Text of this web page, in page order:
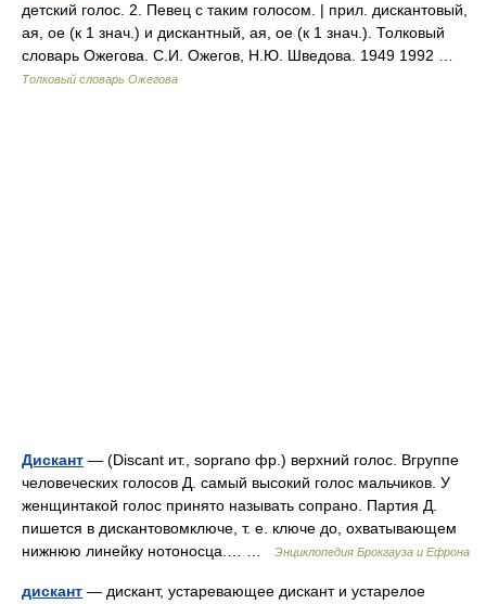
детский голос. 2. Певец с таким голосом. | прил. дискантовый,
ая, ое (к 1 знач.) и дискантный, ая, ое (к 1 знач.). Толковый
словарь Ожегова. С.И. Ожегов, Н.Ю. Шведова. 1949 1992 …
Толковый словарь Ожегова
Дискант — (Discant ит., soprano фр.) верхний голос. Вгруппе
человеческих голосов Д. самый высокий голос мальчиков. У
женщинтакой голос принято называть сопрано. Партия Д.
пишется в дискантовомключе, т. е. ключе до, охватывающем
нижнюю линейку нотоносца.… …
Энциклопедия Брокгауза и Ефрона
дискант — дискант, устаревающее дискант и устарелое